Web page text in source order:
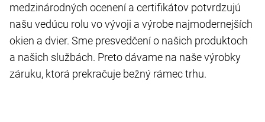
medzinárodných ocenení a certifikátov potvrdzujú
našu vedúcu rolu vo vývoji a výrobe najmodernejších
okien a dvier. Sme presvedčení o našich produktoch
a našich službách. Preto dávame na naše výrobky
záruku, ktorá prekračuje bežný rámec trhu.